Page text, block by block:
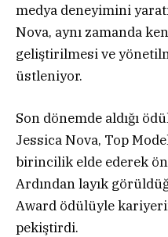
medya deneyimini
Nova, aynı zamanda
geliştirilmesi ve
üstleniyor.
Son dönemde aldığı
Jessica Nova, Top
birincilik elde ederek
Ardından layık
Award ödülüyle
pekiştirdi.